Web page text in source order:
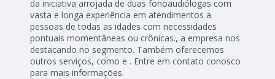
da iniciativa arrojada de duas fonoaudiólogas com
vasta e longa experiência em atendimentos a
pessoas de todas as idades com necessidades
pontuais momentâneas ou crônicas., a empresa nos
destacando no segmento. Também oferecemos
outros serviços, como e . Entre em contato conosco
para mais informações.